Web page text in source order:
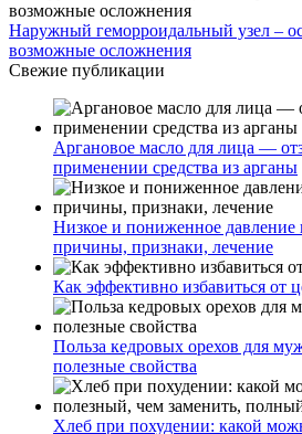
Наружный геморроидальный узел –
возможные осложнения
Свежие публикации
Аргановое масло для лица —
применении средства из арганы
Низкое и пониженное
причины, признаки, лечение
Как эффективно избавиться от
Польза кедровых орехов для
полезные свойства
Хлеб при похудении: какой